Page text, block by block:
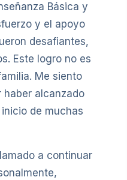
Básica y
y el apoyo
desafiantes,
Este logro no es
Me siento
alcanzado
de muchas
a continuar